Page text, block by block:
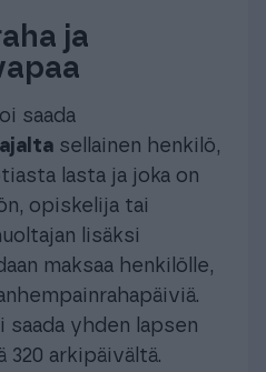
ja
saada
sellainen henkilö,
lasta ja joka on
opiskelija tai
lisäksi
maksaa henkilölle,
saada yhden lapsen
arkipäivältä.